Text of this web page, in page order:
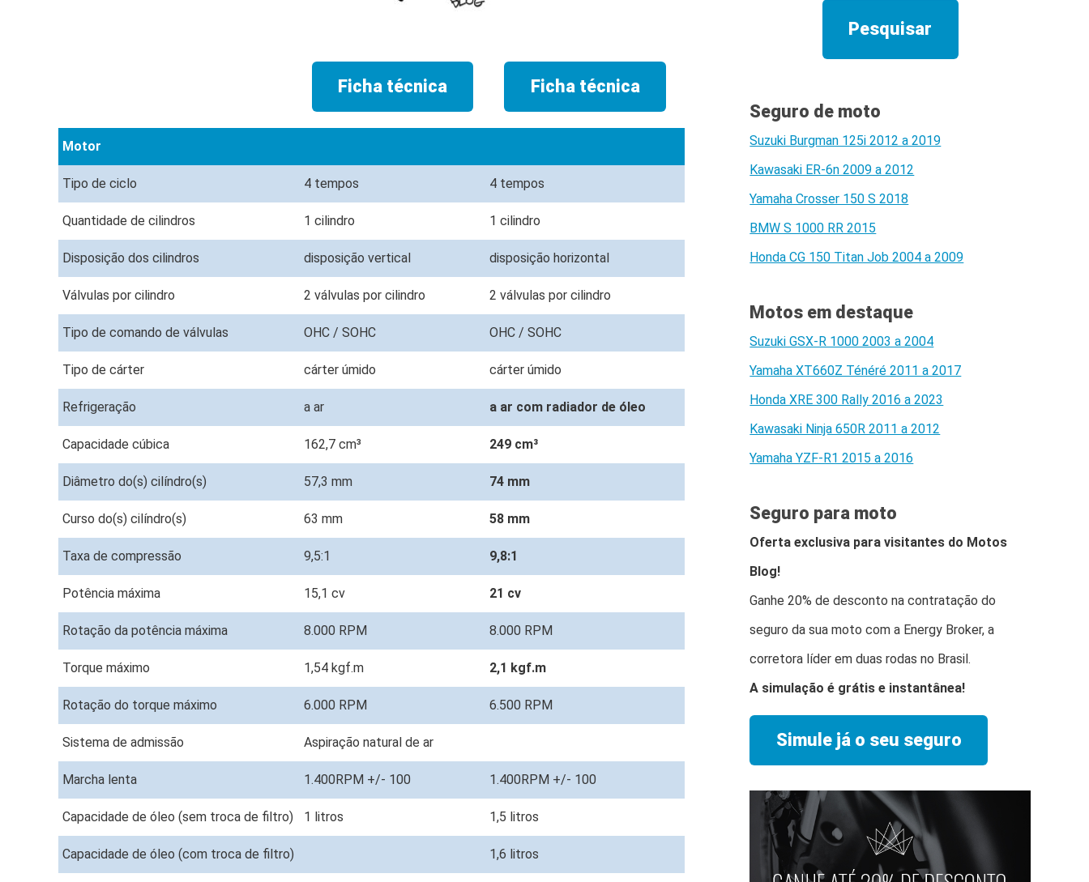
Ficha técnica Ficha técnica
Motor
Tipo de ciclo 4 tempos 4 tempos
Quantidade de cilindros 1 cilindro 1 cilindro
Disposição dos cilindros disposição vertical disposição horizontal
Válvulas por cilindro 2 válvulas por cilindro 2 válvulas por cilindro
Tipo de comando de válvulas OHC / SOHC OHC / SOHC
Tipo de cárter cárter úmido cárter úmido
Refrigeração a ar a ar com radiador de óleo
Capacidade cúbica 162,7 cm³ 249 cm³
Diâmetro do(s) cilíndro(s) 57,3 mm 74 mm
Curso do(s) cilíndro(s) 63 mm 58 mm
Taxa de compressão 9,5:1 9,8:1
Potência máxima 15,1 cv 21 cv
Rotação da potência máxima 8.000 RPM 8.000 RPM
Torque máximo 1,54 kgf.m 2,1 kgf.m
Rotação do torque máximo 6.000 RPM 6.500 RPM
Sistema de admissão Aspiração natural de ar
Marcha lenta 1.400RPM +/- 100 1.400RPM +/- 100
Capacidade de óleo (sem troca de filtro) 1 litros 1,5 litros
Capacidade de óleo (com troca de filtro) 1,6 litros
Seguro de moto
Suzuki Burgman 125i 2012 a 2019
Kawasaki ER-6n 2009 a 2012
Yamaha Crosser 150 S 2018
BMW S 1000 RR 2015
Honda CG 150 Titan Job 2004 a 2009
Motos em destaque
Suzuki GSX-R 1000 2003 a 2004
Yamaha XT660Z Ténéré 2011 a 2017
Honda XRE 300 Rally 2016 a 2023
Kawasaki Ninja 650R 2011 a 2012
Yamaha YZF-R1 2015 a 2016
Seguro para moto
Oferta exclusiva para visitantes do Motos
Blog!
Ganhe 20% de desconto na contratação do
seguro da sua moto com a Energy Broker, a
corretora líder em duas rodas no Brasil.
A simulação é grátis e instantânea!
Simule já o seu seguro